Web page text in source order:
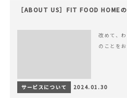
［ABOUT US］FIT FOOD HOME
改めて、
のことを
サービスについて 2024.01.30